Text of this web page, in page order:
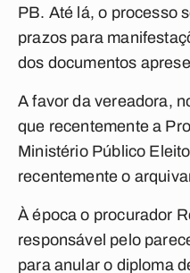
PB. Até lá, o processo
prazos para
dos documentos
A favor da vereadora,
que recentemente a
Ministério Público
recentemente o
À época o procurador
responsável pelo
para anular o diploma